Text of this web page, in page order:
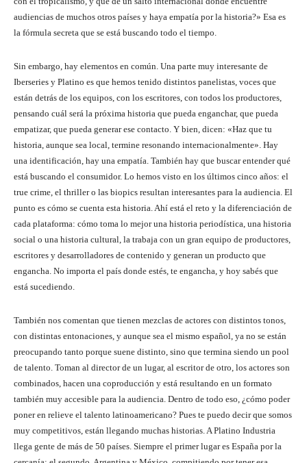
audiencias de muchos otros países y haya empatía por la historia?» Esa es
la fórmula secreta que se está buscando todo el tiempo.
Sin embargo, hay elementos en común. Una parte muy interesante de
Iberseries y Platino es que hemos tenido distintos panelistas, voces que
están detrás de los equipos, con los escritores, con todos los productores,
pensando cuál será la próxima historia que pueda enganchar, que pueda
empatizar, que pueda generar ese contacto. Y bien, dicen: «Haz que tu
historia, aunque sea local, termine resonando internacionalmente». Hay
una identificación, hay una empatía. También hay que buscar entender qué
está buscando el consumidor. Lo hemos visto en los últimos cinco años: el
true crime, el thriller o las biopics resultan interesantes para la audiencia. El
punto es cómo se cuenta esta historia. Ahí está el reto y la diferenciación de
cada plataforma: cómo toma lo mejor una historia periodística, una historia
social o una historia cultural, la trabaja con un gran equipo de productores,
escritores y desarrolladores de contenido y generan un producto que
engancha. No importa el país donde estés, te engancha, y hoy sabés que
está sucediendo.
También nos comentan que tienen mezclas de actores con distintos tonos,
con distintas entonaciones, y aunque sea el mismo español, ya no se están
preocupando tanto porque suene distinto, sino que termina siendo un pool
de talento. Toman al director de un lugar, al escritor de otro, los actores son
combinados, hacen una coproducción y está resultando en un formato
también muy accesible para la audiencia. Dentro de todo eso, ¿cómo poder
poner en relieve el talento latinoamericano? Pues te puedo decir que somos
muy competitivos, están llegando muchas historias. A Platino Industria
llega gente de más de 50 países. Siempre el primer lugar es España por la